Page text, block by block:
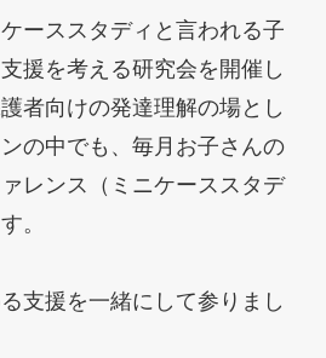
ーススタディと言われる子
援を考える研究会を開催し
者向けの発達理解の場とし
の中でも、毎月お子さんの
レンス（ミニケーススタデ
。
支援を一緒にして参りまし